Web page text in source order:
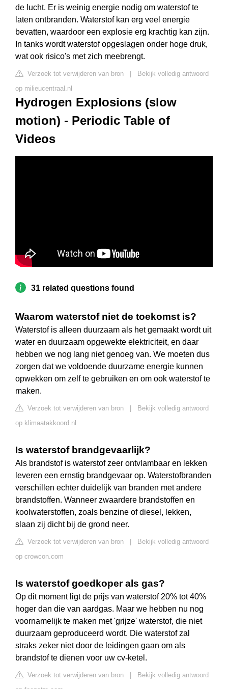
de lucht. Er is weinig energie nodig om waterstof te
laten ontbranden. Waterstof kan erg veel energie
bevatten, waardoor een explosie erg krachtig kan zijn.
In tanks wordt waterstof opgeslagen onder hoge druk,
wat ook risico's met zich meebrengt.
Verzoek tot verwijderen van bron
Bekijk volledig antwoord
op milieucentraal.nl
Hydrogen Explosions (slow
motion) - Periodic Table of
Videos
31 related questions found
Waarom waterstof niet de toekomst is?
Waterstof is alleen duurzaam als het gemaakt wordt uit
water en duurzaam opgewekte elektriciteit, en daar
hebben we nog lang niet genoeg van. We moeten dus
zorgen dat we voldoende duurzame energie kunnen
opwekken om zelf te gebruiken en om ook waterstof te
maken.
Verzoek tot verwijderen van bron
Bekijk volledig antwoord
op klimaatakkoord.nl
Is waterstof brandgevaarlijk?
Als brandstof is waterstof zeer ontvlambaar en lekken
leveren een ernstig brandgevaar op. Waterstofbranden
verschillen echter duidelijk van branden met andere
brandstoffen. Wanneer zwaardere brandstoffen en
koolwaterstoffen, zoals benzine of diesel, lekken,
slaan zij dicht bij de grond neer.
Verzoek tot verwijderen van bron
Bekijk volledig antwoord
op crowcon.com
Is waterstof goedkoper als gas?
Op dit moment ligt de prijs van waterstof 20% tot 40%
hoger dan die van aardgas. Maar we hebben nu nog
voornamelijk te maken met 'grijze' waterstof, die niet
duurzaam geproduceerd wordt. Die waterstof zal
straks zeker niet door de leidingen gaan om als
brandstof te dienen voor uw cv-ketel.
Verzoek tot verwijderen van bron
Bekijk volledig antwoord